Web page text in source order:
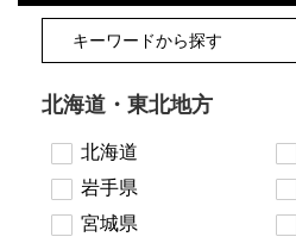
北海道・東北地方
北海道
岩手県
宮城県